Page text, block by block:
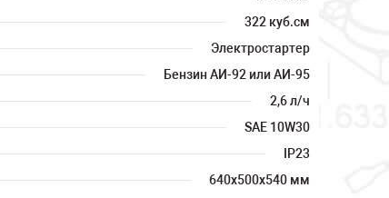
322 куб.см
Электростартер
Бензин АИ-92 или АИ-95
2,6 л/ч
SAE 10W30
IP23
640х500х540 мм